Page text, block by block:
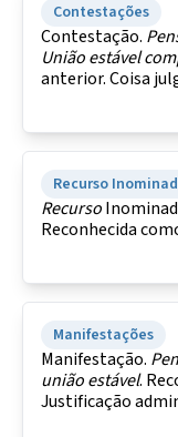
Contestações
Contestação.
Uniãoestável
anterior. Coisa
Recurso
Recurso
Reconhecida
Manifestações
Manifestação.
uniãoestável.
Justificação